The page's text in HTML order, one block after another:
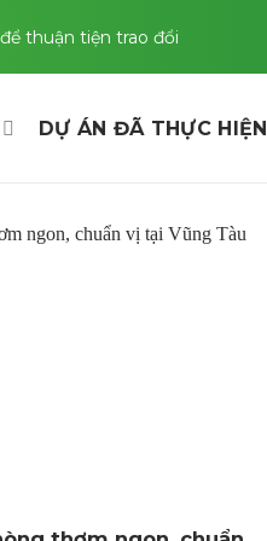
để thuận tiện trao đổi
DỰ ÁN ĐÃ THỰC HIỆN